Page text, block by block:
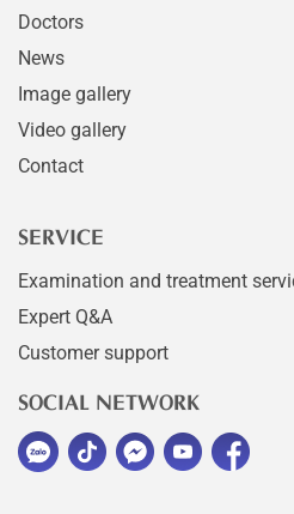
Doctors
News
Image gallery
Video gallery
Contact
SERVICE
Examination and treatment
Expert Q&A
Customer support
SOCIAL NETWORK